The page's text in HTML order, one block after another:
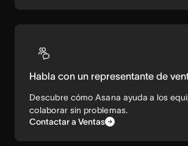
Habla con un representante de
Descubre cómo Asana ayuda a los
colaborar sin problemas.
Contactar a Ventas